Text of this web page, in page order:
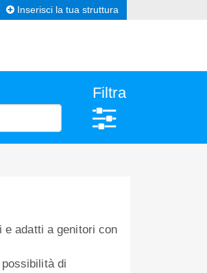
Inserisci la tua struttura
Filtra
e adatti a genitori con
di